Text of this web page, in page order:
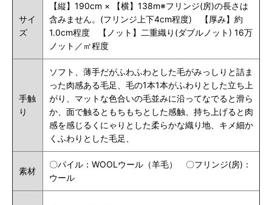
サイ
ズ
【縦】190cm × 【横】138m※フリンジ(房)の長さは
含みません。(フリンジ上下4cm程度) 【厚み】約
1.0cm程度 【ノット】二重織り(ダブルノット) 16万
ノット／㎡程度
手触
り
ソフト、薄手だがふわふわとした毛がみっしりと詰ま
った肉感ある毛足、毛の1本1本がふわりとした立ち上
がり、マットな色合いの毛並みに沿ってなでると滑ら
か、面で触るともちもちとした感触、持ち上げると肉
感を感じるくにゃりとした柔らかな織り地、キメ細か
くふわりとした毛足、
素材
〇パイル：WOOLウール（羊毛） 〇フリンジ(房)：
ウール